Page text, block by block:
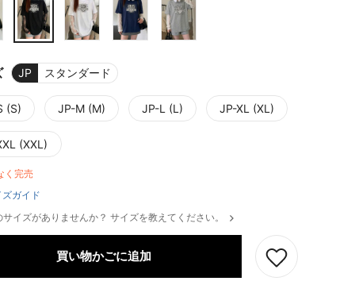
JP スタンダード
(S) JP-M (M) JP-L (L) JP-XL (XL)
(XXL)
く完売
ズガイド
サイズがありませんか？ サイズを教えてください。
買い物かごに追加